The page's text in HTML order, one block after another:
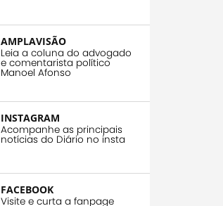
AMPLAVISÃO
Leia a coluna do advogado
e comentarista político
Manoel Afonso
INSTAGRAM
Acompanhe as principais
notícias do Diário no insta
FACEBOOK
Visite e curta a fanpage